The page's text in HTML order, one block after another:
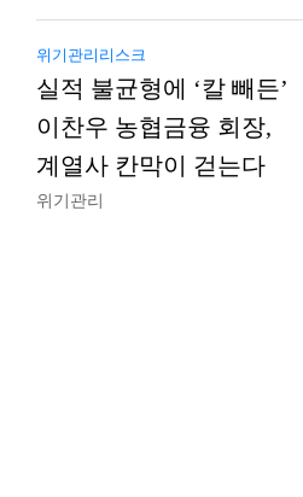
위기관리리스크
실적 불균형에 ‘칼 빼든’
이찬우 농협금융 회장,
계열사 칸막이 걷는다
위기관리